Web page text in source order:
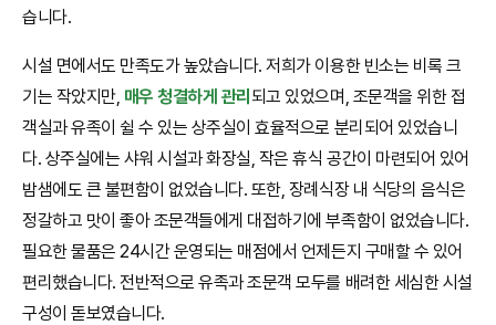
습니다.
시설 면에서도 만족도가 높았습니다. 저희가 이용한 빈소는 비록 크
기는 작았지만, 매우 청결하게 관리 되고 있었으며, 조문객을 위한 접
객실과 유족이 쉴 수 있는 상주실이 효율적으로 분리되어 있었습니
다. 상주실에는 샤워 시설과 화장실, 작은 휴식 공간이 마련되어 있어
밤샘에도 큰 불편함이 없었습니다. 또한, 장례식장 내 식당의 음식은
정갈하고 맛이 좋아 조문객들에게 대접하기에 부족함이 없었습니다.
필요한 물품은 24시간 운영되는 매점에서 언제든지 구매할 수 있어
편리했습니다. 전반적으로 유족과 조문객 모두를 배려한 세심한 시설
구성이 돋보였습니다.